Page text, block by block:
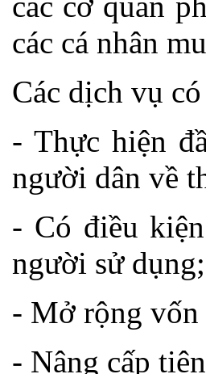
các cá nhân
Các dịch vụ
- Thực hiện
người dân về
- Có điều
người sử dụng;
- Mở rộng vốn
- Nâng cấp